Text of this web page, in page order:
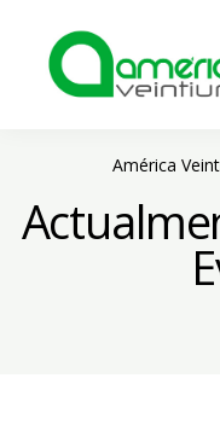
América